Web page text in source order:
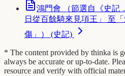
鴻門會 （節選自《史記
日從百餘騎來見項王」 至
傷」） (史記)
* The content provided by thinka is
always be accurate or up-to-date.
resource and verify with official